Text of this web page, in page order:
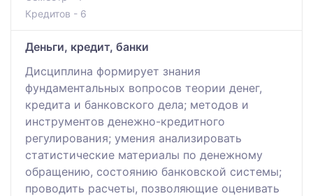
Кредитов - 6
Деньги, кредит, банки
Дисциплина формирует знания
фундаментальных вопросов теории денег,
кредита и банковского дела; методов и
инструментов денежно-кредитного
регулирования; умения анализировать
статистические материалы по денежному
обращению, состоянию банковской системы;
проводить расчеты, позволяющие оценивать